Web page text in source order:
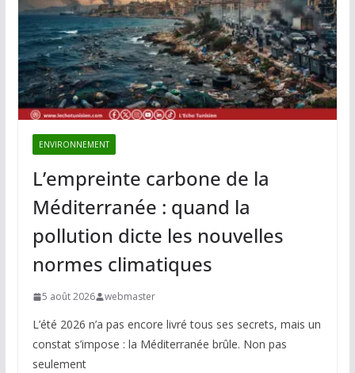
ENVIRONNEMENT
L’empreinte carbone de la
Méditerranée : quand la
pollution dicte les nouvelles
normes climatiques
5 août 2026 webmaster
L’été 2026 n’a pas encore livré tous ses secrets, mais un
constat s’impose : la Méditerranée brûle. Non pas
seulement